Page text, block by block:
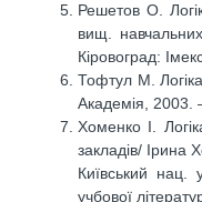
Решетов О.
вищ.
Кіровоград:
Тофтул М.
Академія, 2003.
Хоменко І.
закладів/ Ірина
Київський
учбової